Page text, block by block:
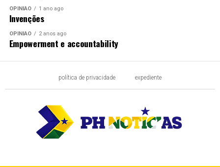
OPINIÃO 1 ano ago
Invenções
OPINIÃO 2 anos ago
Empowerment e accountability
política de privacidade expediente